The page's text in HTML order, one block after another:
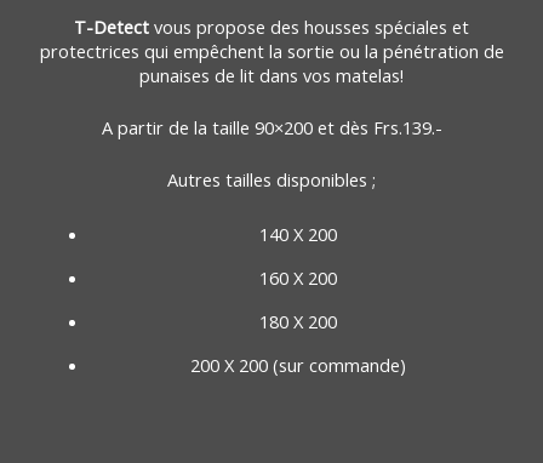
T-Detect vous propose des housses spéciales et
protectrices qui empêchent la sortie ou la pénétration de
punaises de lit dans vos matelas!
A partir de la taille 90×200 et dès Frs.139.-
Autres tailles disponibles ;
140 X 200
160 X 200
180 X 200
200 X 200 (sur commande)